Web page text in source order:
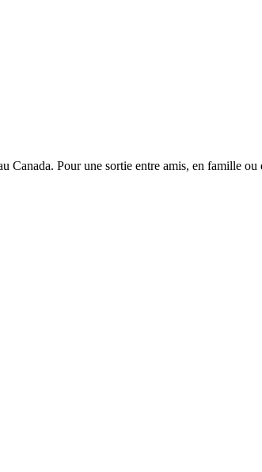
Canada. Pour une sortie entre amis, en famille